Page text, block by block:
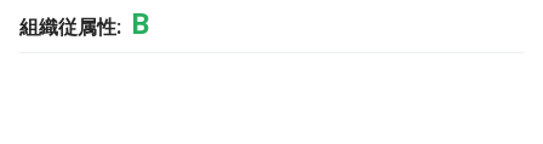
組織従属性: B